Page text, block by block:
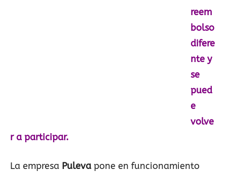
reem
bolso
difere
nte y
se
pued
e
volve
r a participar.
La empresa Puleva pone en funcionamiento